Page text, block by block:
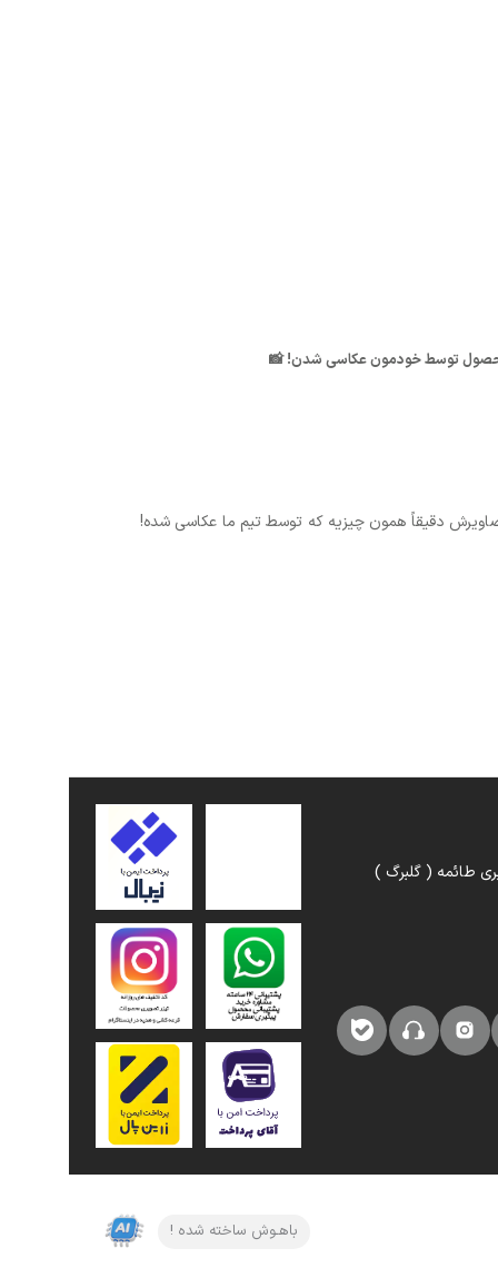
محصول توسط خودمون عکاسی شدن! 📸
دقیقاً همون چیزیه که توسط تیم ما عکاسی شده!
طائمه ( گلبرگ )
باهـوش ساخته شده !